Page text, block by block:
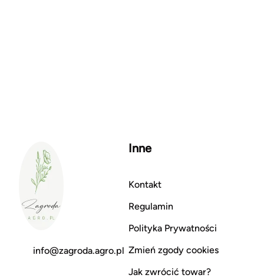
info@zagroda.agro.pl
Inne
Kontakt
Regulamin
Polityka Prywatności
Zmień zgody cookies
Jak zwrócić towar?